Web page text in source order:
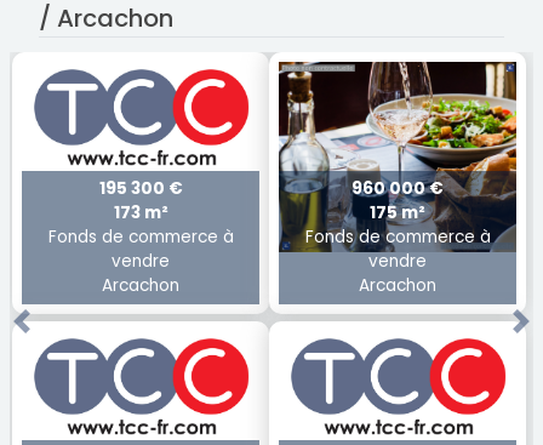
/ Arcachon
195 300 €
173 m²
Fonds de commerce à
vendre
Arcachon
960 000 €
175 m²
Fonds de commerce à
vendre
Arcachon
Previous